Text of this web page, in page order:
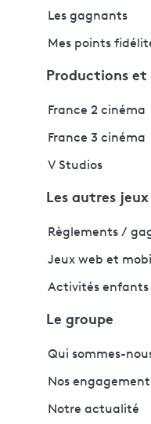
Les gagnants
Mes points
Productions
France 2 cinéma
France 3 cinéma
V Studios
Les autres jeux
Règlements /
Jeux web et
Activités enfants
Le groupe
Qui sommes-
Nos
Notre actualité